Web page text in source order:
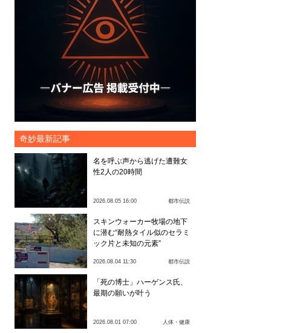
奇妙最新記事
名を呼ぶ声から逃げた遭難女
性2人の20時間
2026.08.05 16:00 都市伝説
スキンウォーカー牧場の地下
に潜む“耐熱タイル似のセラミ
ック片と未知の元素”
2026.08.04 11:30 都市伝説
「死の博士」ハーゲンス氏、
最期の願いが叶う
2026.08.01 07:00 人体・健康